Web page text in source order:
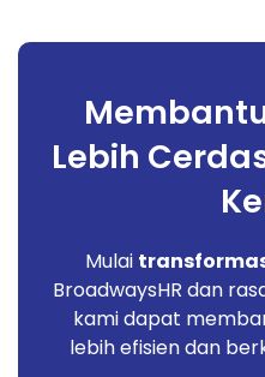
Lebih
Mulai
BroadwaysHR dan
kami dapat
lebih efisien dan